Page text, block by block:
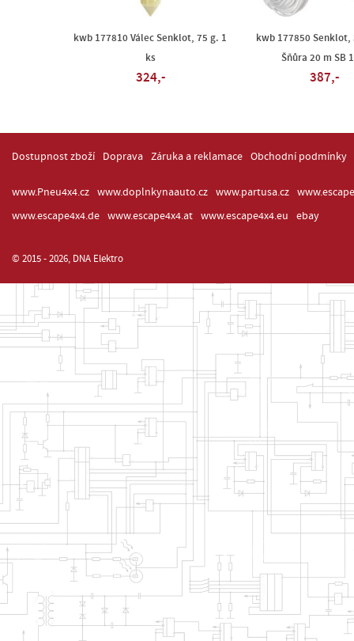
kwb 177810 Válec Senklot, 75 g. 1
ks
324,-
kwb 177850 Senklot,
Šňůra 20 m SB
387,-
Dostupnost zboží Doprava Záruka a reklamace Obchodní podmínky
www.Pneu4x4.cz www.doplnkynaauto.cz www.partusa.cz
www.escape4x4.de
www.escape4x4.at www.escape4x4.eu ebay
© 2015 - 2026, DNA Elektro